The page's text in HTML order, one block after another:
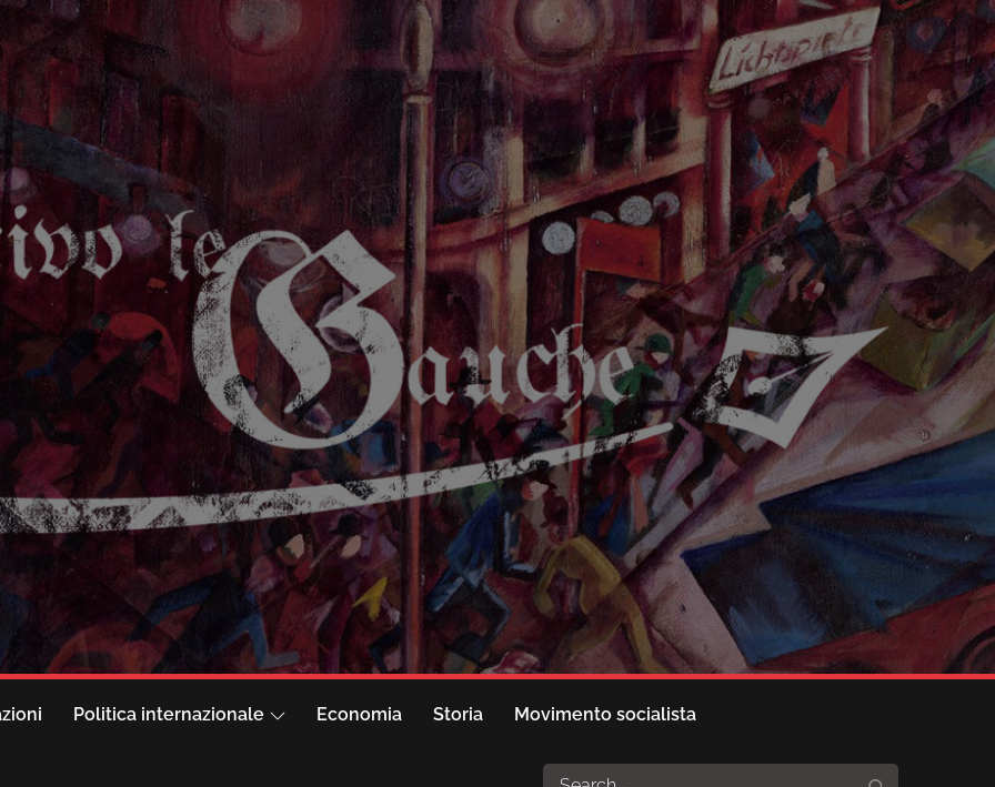
Politica internazionale Economia Storia Movimento socialista
Search